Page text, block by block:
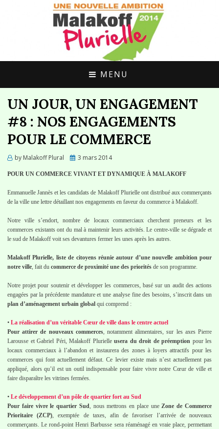
MALAKOFF
PLURIELLE
UNE ALTERNATIVE CITOYENNE POUR
MALAKOFF
MENU
UN JOUR, UN ENGAGEMENT
#8 : NOS ENGAGEMENTS
POUR LE COMMERCE
by Malakoff Plural
Posted
3 mars 2014
POUR UN COMMERCE VIVANT ET DYNAMIQUE À MALAKOFF
Emmanuelle Jannès et les candidats de Malakoff Plurielle ont distribué aux commerçants
de la ville une lettre détaillant nos engagements en faveur du commerce à Malakoff.
Notre ville s’endort, nombre de locaux commerciaux cherchent preneurs et les
commerces existants ont du mal à maintenir leurs activités. Le centre-ville se dégrade et
le sud de Malakoff voit ses devantures fermer les unes après les autres.
Malakoff Plurielle, liste de citoyens réunie autour d’une nouvelle ambition pour
notre ville, fait du commerce de proximité une des priorités de son programme.
Notre projet pour soutenir et développer les commerces, basé sur un audit des actions
engagées par la précédente mandature et une analyse fine des besoins, s’inscrit dans un
plan d’aménagement urbain global qui comprend :
• La réalisation d’un véritable Cœur de ville dans le centre actuel
Pour attirer de nouveaux commerces, notamment alimentaires, sur les axes Pierre
Larousse et Gabriel Péri, Malakoff Plurielle usera du droit de préemption pour les
locaux commerciaux à l’abandon et instaurera des zones à loyers attractifs pour les
commerces qui font actuellement défaut. Ce levier existe mais n’est actuellement pas
appliqué, alors qu’il est un outil indispensable pour faire vivre notre Cœur de ville et
faire disparaître les vitrines fermées.
• Le développement d’un pôle de quartier fort au Sud
Pour faire vivre le quartier Sud, nous mettrons en place uneZone de Commerce
Prioritaire (ZCP), exemptée de taxes, afin de favoriser l’arrivée de nouveaux
commerçants. Le rond-point Henri Barbusse sera réaménagé en vraie place, permettant